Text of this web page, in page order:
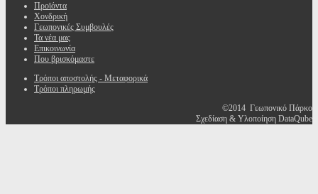
Προϊόντα
Χονδρική
Γεωπονικές Συμβουλές
Τα νέα μας
Επικοινωνία
Που βρισκόμαστε
Τρόποι αποστολής - Μεταφορικά
Τρόποι πληρωμής
©2014 Γεωπονικό Πάρκο
Σχεδίαση & Υλοποίηση DataQube